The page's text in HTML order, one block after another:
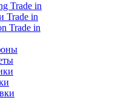
Trade in
Trade in
Trade in